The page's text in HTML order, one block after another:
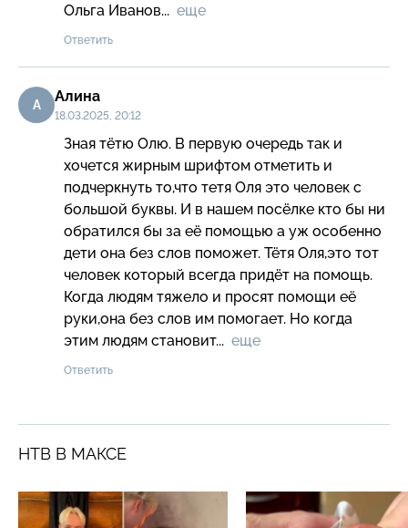
Ольга Иванов... еще
Ответить
А Алина
18.03.2025, 20:12
Зная тётю Олю. В первую очередь так и
хочется жирным шрифтом отметить и
подчеркнуть то,что тетя Оля это человек с
большой буквы. И в нашем посёлке кто бы ни
обратился бы за её помощью а уж особенно
дети она без слов поможет. Тётя Оля,это тот
человек который всегда придёт на помощь.
Когда людям тяжело и просят помощи её
руки,она без слов им помогает. Но когда
этим людям становит... еще
Ответить
НТВ В МАКСЕ